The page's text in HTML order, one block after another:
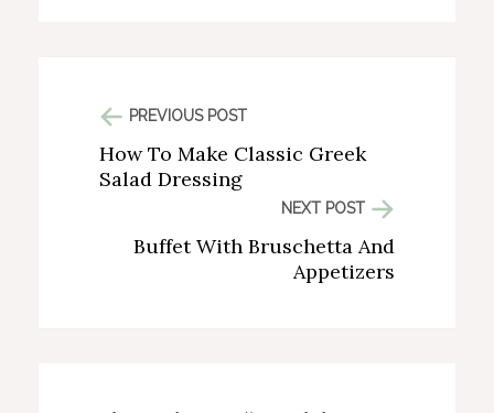
PREVIOUS POST
How To Make Classic Greek
Salad Dressing
NEXT POST
Buffet With Bruschetta And
Appetizers